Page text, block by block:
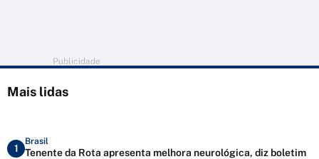
Publicidade
Mais lidas
1
Brasil
Tenente da Rota apresenta melhora neurológica, diz boletim